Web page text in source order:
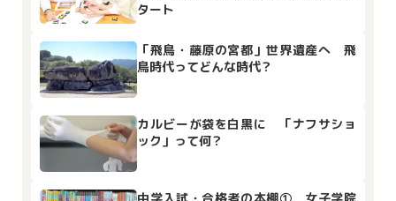
タート
「飛鳥・藤原の宮都」世界遺産へ 飛
鳥時代ってどんな時代？
カルビーが袋を白黒に 「ナフサショ
ック」って何？